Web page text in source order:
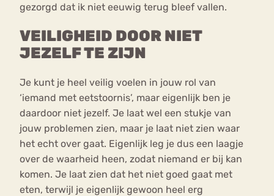
gezorgd dat ik niet eeuwig terug bleef vallen.
VEILIGHEID DOOR NIET
JEZELF TE ZIJN
Je kunt je heel veilig voelen in jouw rol van
‘iemand met eetstoornis’, maar eigenlijk ben je
daardoor niet jezelf. Je laat wel een stukje van
jouw problemen zien, maar je laat niet zien waar
het echt over gaat. Eigenlijk leg je dus een laagje
over de waarheid heen, zodat niemand er bij kan
komen. Je laat zien dat het niet goed gaat met
eten, terwijl je eigenlijk gewoon heel erg